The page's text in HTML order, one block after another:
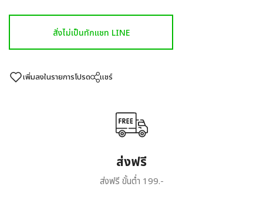
สั่งไม่เป็นทักแชท LINE
เพิ่มลงในรายการโปรด แชร์
ส่งฟรี
ส่งฟรี ขั้นต่ำ 199.-